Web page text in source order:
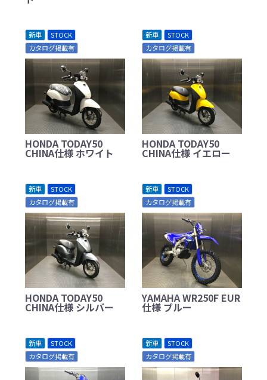
新車
STOCK
カタログ掲載有
HONDA TODAY50
CHINA仕様 ホワイト
新車
STOCK
カタログ掲載有
HONDA TODAY50
CHINA仕様 イエロー
新車
STOCK
カタログ掲載有
HONDA TODAY50
CHINA仕様 シルバー
新車
STOCK
カタログ掲載有
YAMAHA WR250F EUR
仕様 ブルー
新車
STOCK
カタログ掲載有
新車
STOCK
カタログ掲載有